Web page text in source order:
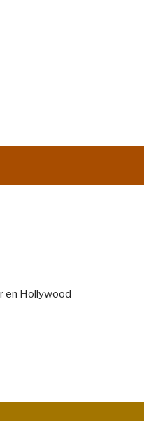
en Hollywood